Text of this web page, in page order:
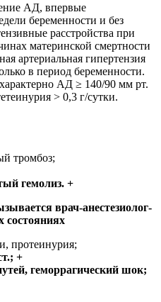
АД, впервые
беременности и без
расстройства при
материнской смертности
артериальная гипертензия
в период беременности.
АД ≥ 140/90 мм рт.
> 0,3 г/сутки.
тромбоз;
гемолиз. +
врач-анестезиолог-
состояниях
протеинурия;
+
геморрагический шок;